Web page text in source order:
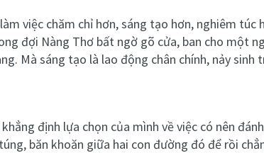
việc chăm chỉ hơn, sáng tạo hơn, nghiêm
đợi Nàng Thơ bất ngờ gõ cửa, ban cho một
Mà sáng tạo là lao động chân chính, nảy
định lựa chọn của mình về việc có nên
băn khoăn giữa hai con đường đó để rồi